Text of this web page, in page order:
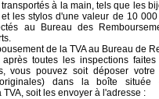
à la main, tels que les
les stylos d'une valeur de 10
au Bureau des
de la TVA au Bureau de
toutes les inspections
vous pouvez soit déposer
dans la boîte
soit les envoyer à l'adresse :